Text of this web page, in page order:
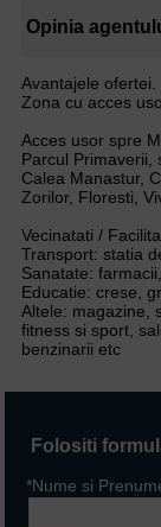
Opinia
Avantajele ofertei.
Zona cu acces
Acces usor spre
Parcul Primaverii,
Calea Manastur,
Zorilor, Floresti,
Vecinatati /
Transport: statia
Sanatate:
Educatie: crese,
Altele: magazine,
fitness si sport,
benzinarii etc
Folositi
*Nume si